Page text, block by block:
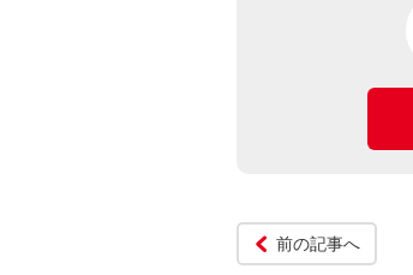
前の記事へ